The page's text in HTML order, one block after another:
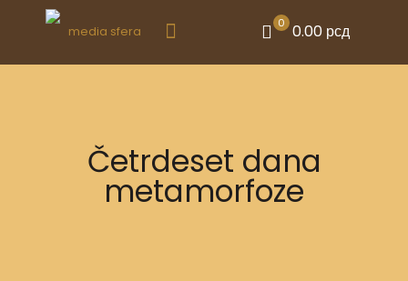
0 0.00 рсд
Četrdeset dana
metamorfoze